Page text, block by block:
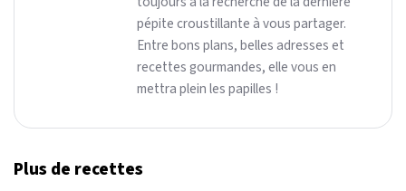
pépite croustillante à vous partager.
Entre bons plans, belles adresses et
recettes gourmandes, elle vous en
mettra plein les papilles !
Plus de recettes